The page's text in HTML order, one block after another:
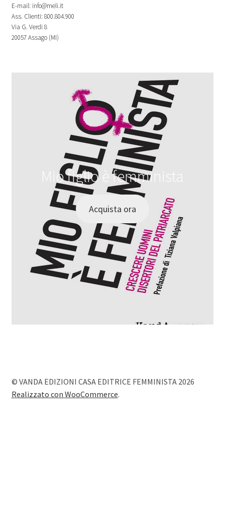
E-mail: info@meli.it
Ass. Clienti: 800.804.900
Via G. Verdi 8
20057 Assago (MI)
Mio figlio è femminista
Acquista ora
© VANDA EDIZIONI CASA EDITRICE FEMMINISTA 2026
Realizzato con WooCommerce.